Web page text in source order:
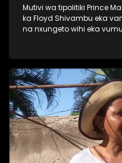
Mutivi wa tipolitiki Prince
ka Floyd Shivambu eka
na nxungeto wihi eka